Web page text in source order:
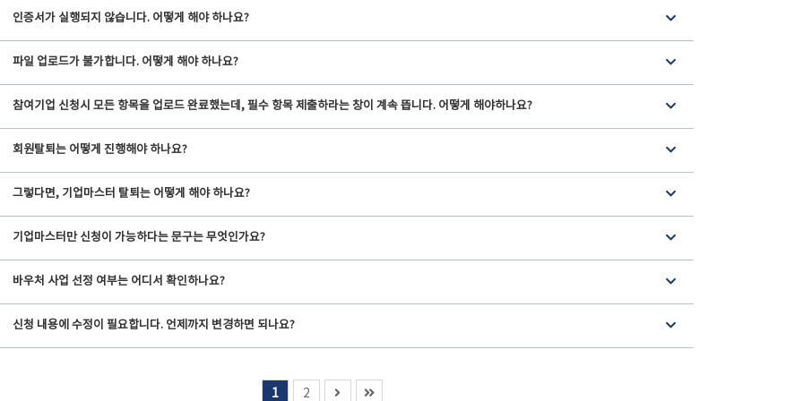
인증서가 실행되지 않습니다. 어떻게 해야 하나요?
파일 업로드가 불가합니다. 어떻게 해야 하나요?
참여기업 신청시 모든 항목을 업로드 완료했는데, 필수 항목 제출하라는 창이 계속 뜹니다. 어떻게 해야하나요?
회원탈퇴는 어떻게 진행해야 하나요?
그렇다면, 기업마스터 탈퇴는 어떻게 해야 하나요?
기업마스터만 신청이 가능하다는 문구는 무엇인가요?
바우처 사업 선정 여부는 어디서 확인하나요?
신청 내용에 수정이 필요합니다. 언제까지 변경하면 되나요?
1 2